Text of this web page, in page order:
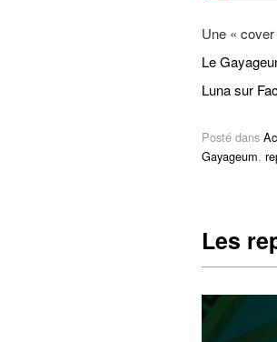
Une «
Le
Luna sur
Posté dans
Gayageum,
Les